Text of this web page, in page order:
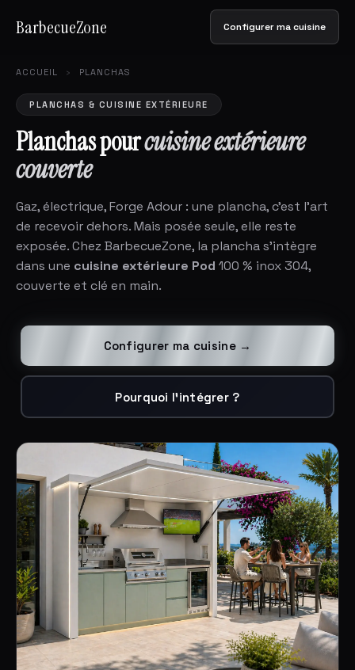
BarbecueZone Configurer ma cuisine
ACCUEIL › PLANCHAS
PLANCHAS & CUISINE EXTÉRIEURE
Planchas pourcuisine extérieure
couverte
Gaz, électrique, Forge Adour : une plancha, c'est l'art
de recevoir dehors. Mais posée seule, elle reste
exposée. Chez BarbecueZone, la plancha s'intègre
dans une cuisine extérieure Pod 100 % inox 304,
couverte et clé en main.
Configurer ma cuisine →
Pourquoi l'intégrer ?